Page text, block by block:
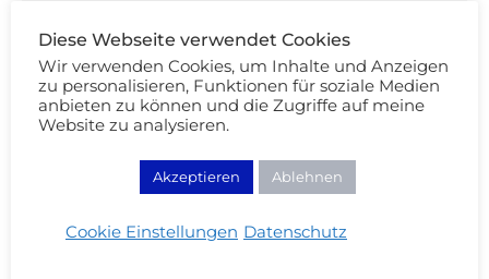
Paris Reise Tipps – 5 Tage City Trip
Diese Webseite verwendet Cookies
Wir verwenden Cookies, um Inhalte und Anzeigen
zu personalisieren, Funktionen für soziale Medien
anbieten zu können und die Zugriffe auf meine
Website zu analysieren.
Akzeptieren Ablehnen
Cookie Einstellungen Datenschutz